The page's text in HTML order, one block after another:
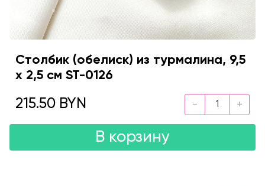
Столбик (обелиск) из турмалина, 9,5
х 2,5 см ST-0126
215.50 BYN
В корзину